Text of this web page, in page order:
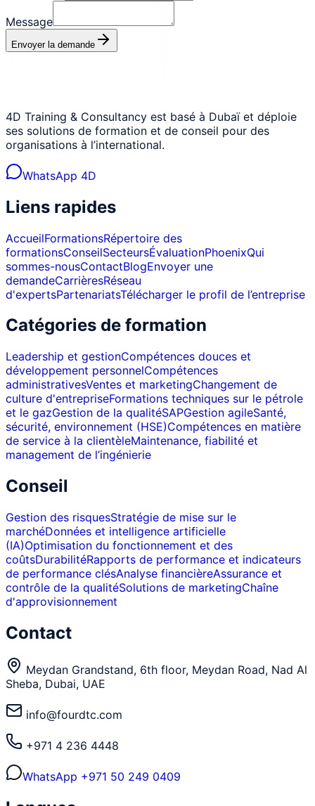
Message
Envoyer la demande
4D Training & Consultancy est basé à Dubaï et déploie
ses solutions de formation et de conseil pour des
organisations à l’international.
WhatsApp 4D
Liens rapides
AccueilFormationsRépertoire des
formationsConseilSecteursÉvaluationPhoenixQui
sommes-nousContactBlogEnvoyer une
demandeCarrièresRéseau
d'expertsPartenariatsTélécharger le profil de l’entreprise
Catégories de formation
Leadership et gestionCompétences douces et
développement personnelCompétences
administrativesVentes et marketingChangement de
culture d'entrepriseFormations techniques sur le pétrole
et le gazGestion de la qualitéSAPGestion agileSanté,
sécurité, environnement (HSE)Compétences en matière
de service à la clientèleMaintenance, fiabilité et
management de l’ingénierie
Conseil
Gestion des risquesStratégie de mise sur le
marchéDonnées et intelligence artificielle
(IA)Optimisation du fonctionnement et des
coûtsDurabilitéRapports de performance et indicateurs
de performance clésAnalyse financièreAssurance et
contrôle de la qualitéSolutions de marketingChaîne
d'approvisionnement
Contact
Meydan Grandstand, 6th floor, Meydan Road, Nad Al
Sheba, Dubai, UAE
info@fourdtc.com
+971 4 236 4448
WhatsApp +971 50 249 0409